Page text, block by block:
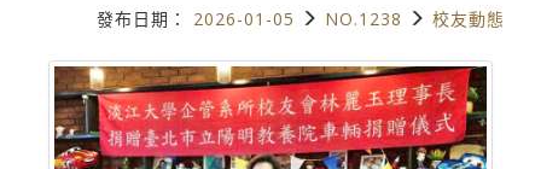
發布日期： 2026-01-05 NO.1238 校友動態